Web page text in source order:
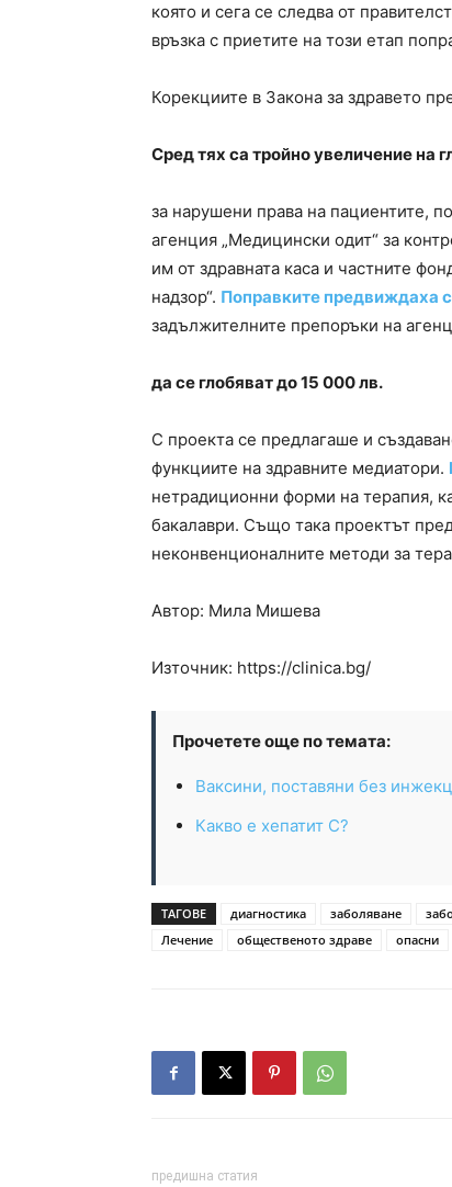
която и сега се следва от
връзка с приетите на този етап
Корекциите в Закона за здравето
Сред тях са тройно увеличение на
за нарушени права на пациентите,
агенция „Медицински одит“ за
им от здравната каса и частните
надзор“. Поправките предвиждаха
задължителните препоръки на
да се глобяват до 15 000 лв.
С проекта се предлагаше и
функциите на здравните медиатори.
нетрадиционни форми на терапия,
бакалаври. Също така проектът
неконвенционалните методи за
Автор: Мила Мишева
Източник: https://clinica.bg/
Прочетете още по темата:
Ваксини, поставяни без
Какво е хепатит C?
ТАГОВЕ диагностика заболяване
Лечение
общественото здраве опасни
предишна статия